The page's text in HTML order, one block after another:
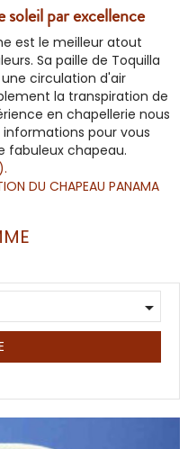
soleil par excellence
est le meilleur atout
Sa paille de Toquilla
circulation d'air
la transpiration de
en chapellerie nous
pour vous
fabuleux chapeau.
DU CHAPEAU PANAMA
